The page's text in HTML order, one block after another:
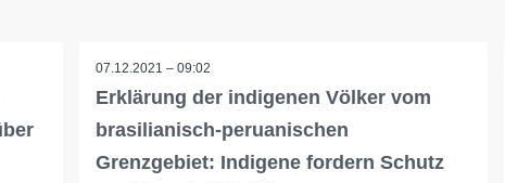
07.12.2021 – 09:02
Erklärung der indigenen Völker vom
brasilianisch-peruanischen
Grenzgebiet: Indigene fordern Schutz